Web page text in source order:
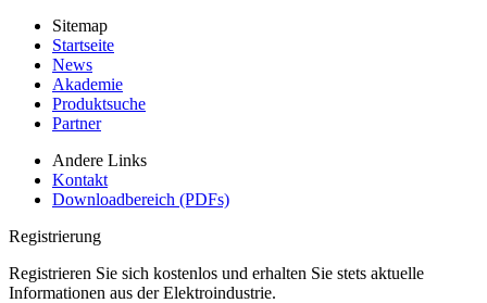
Sitemap
Startseite
News
Akademie
Produktsuche
Partner
Andere Links
Kontakt
Downloadbereich (PDFs)
Registrierung
Registrieren Sie sich kostenlos und erhalten Sie stets aktuelle
Informationen aus der Elektroindustrie.